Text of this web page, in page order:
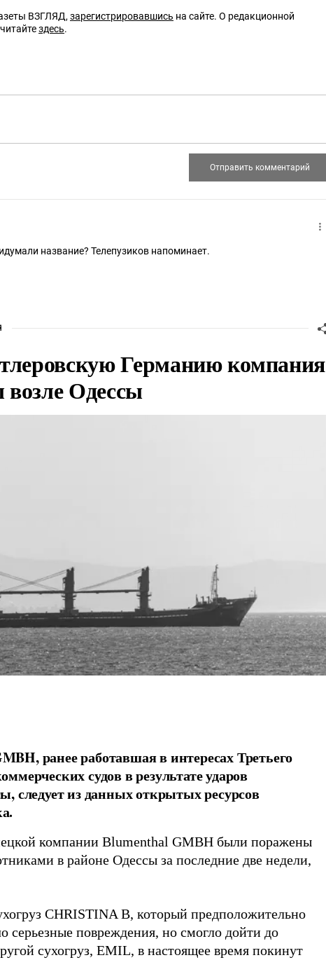
ВЗГЛЯД, зарегистрировавшись на сайте. О редакционной
здесь.
название? Телепузиков напоминает.
Германию компания
возле Одессы
ранее работавшая в интересах Третьего
судов в результате ударов
следует из данных открытых ресурсов
компании Blumenthal GMBH были поражены
в районе Одессы за последние две недели,
CHRISTINA B, который предположительно
серьезные повреждения, но смогло дойти до
сухогруз, EMIL, в настоящее время покинут